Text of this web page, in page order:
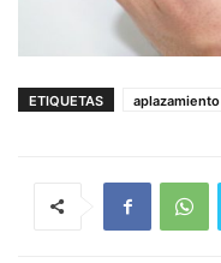
ETIQUETAS aplazamiento